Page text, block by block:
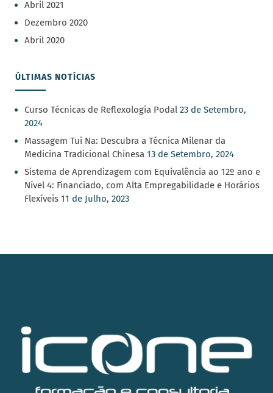
Abril 2021
Dezembro 2020
Abril 2020
ÚLTIMAS NOTÍCIAS
Curso Técnicas de Reflexologia Podal 23 de Setembro,
2024
Massagem Tui Na: Descubra a Técnica Milenar da
Medicina Tradicional Chinesa 13 de Setembro, 2024
Sistema de Aprendizagem com Equivalência ao 12º ano e
Nível 4: Financiado, com Alta Empregabilidade e Horários
Flexíveis 11 de Julho, 2023